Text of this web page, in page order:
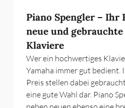
Piano Spengler – Ihr
neue und gebrauchte
Klaviere
Wer ein hochwertiges
Yamaha immer gut bedient.
Preis stellen dabei
eine gute Wahl dar. Piano